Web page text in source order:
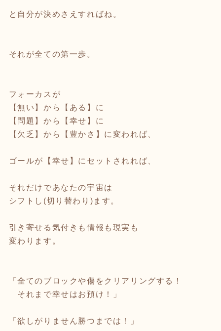
と自分が決めさえすればね。
それが全ての第一歩。
フォーカスが
【無い】から【ある】に
【問題】から【幸せ】に
【欠乏】から【豊かさ】に変われば、
ゴールが【幸せ】にセットされれば、
それだけであなたの宇宙は
シフトし(切り替わり)ます。
引き寄せる気付きも情報も現実も
変わります。
「全てのブロックや傷をクリアリングする！
それまで幸せはお預け！」
「欲しがりません勝つまでは！」